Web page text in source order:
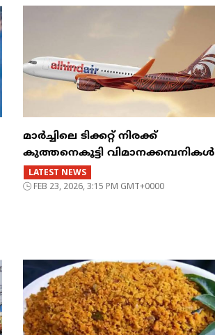
മാർച്ചിലെ ടിക്കറ്റ് നിരക്ക്
കുത്തനെകൂട്ടി വിമാനക്കമ്പനികൾ
LATEST NEWS
FEB 23, 2026, 3:15 PM GMT+0000